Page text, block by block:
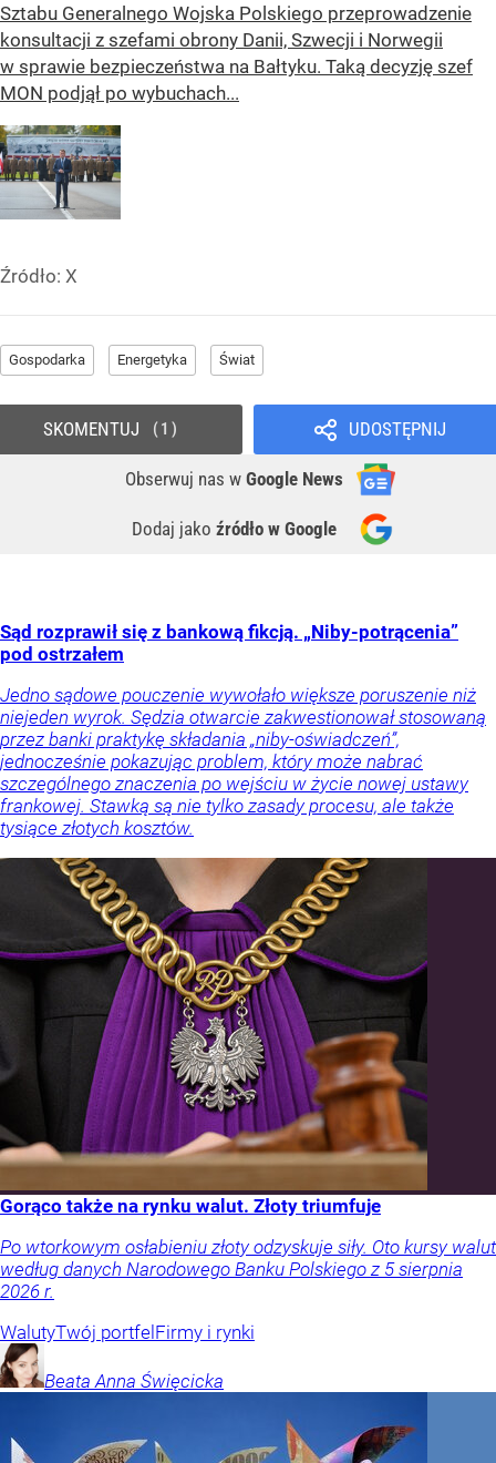
Sztabu Generalnego Wojska Polskiego przeprowadzenie
konsultacji z szefami obrony Danii, Szwecji i Norwegii
w sprawie bezpieczeństwa na Bałtyku. Taką decyzję szef
MON podjął po wybuchach...
Źródło: X
Gospodarka Energetyka Świat
UDOSTĘPNIJ
Obserwuj nas w Google News
Dodaj jako źródło w Google
SKOMENTUJ 1
Sąd rozprawił się z bankową fikcją. „Niby-potrącenia”
pod ostrzałem
Jedno sądowe pouczenie wywołało większe poruszenie niż
niejeden wyrok. Sędzia otwarcie zakwestionował stosowaną
przez banki praktykę składania „niby-oświadczeń”,
jednocześnie pokazując problem, który może nabrać
szczególnego znaczenia po wejściu w życie nowej ustawy
frankowej. Stawką są nie tylko zasady procesu, ale także
tysiące złotych kosztów.
Gorąco także na rynku walut. Złoty triumfuje
Po wtorkowym osłabieniu złoty odzyskuje siły. Oto kursy walut
według danych Narodowego Banku Polskiego z 5 sierpnia
2026 r.
WalutyTwój portfel Firmy i rynki
Beata Anna Święcicka